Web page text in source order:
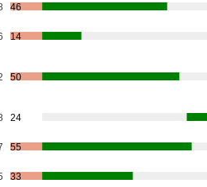
46
14
50
24
55
33